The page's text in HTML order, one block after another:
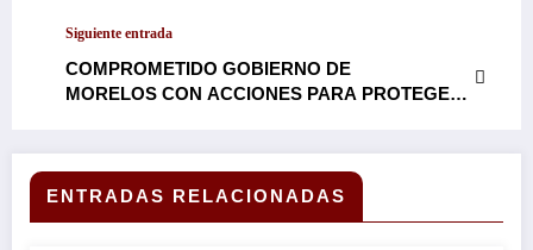
Siguiente entrada
COMPROMETIDO GOBIERNO DE
MORELOS CON ACCIONES PARA PROTEGER
GONZÁLEZ SARAVIA…
ENTRADAS RELACIONADAS